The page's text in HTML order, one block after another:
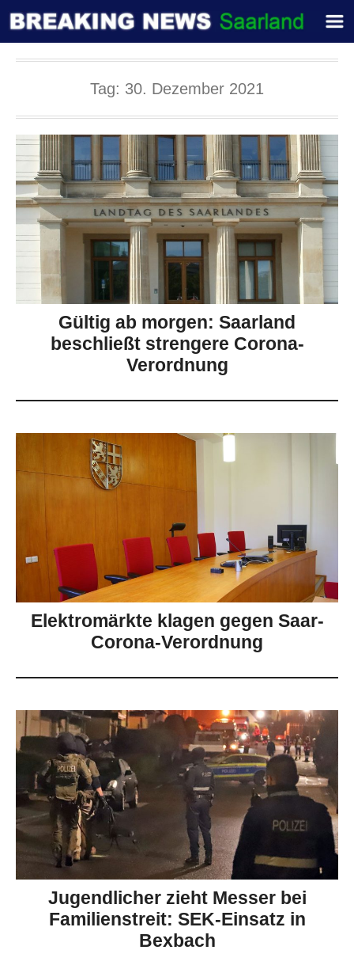
Tag: 30. Dezember 2021
Gültig ab morgen: Saarland
beschließt strengere Corona-
Verordnung
Elektromärkte klagen gegen Saar-
Corona-Verordnung
Jugendlicher zieht Messer bei
Familienstreit: SEK-Einsatz in
Bexbach